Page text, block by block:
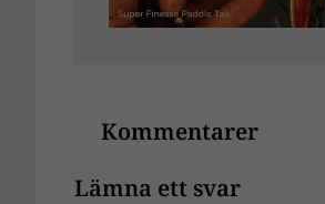
Kommentarer
Lämna ett svar